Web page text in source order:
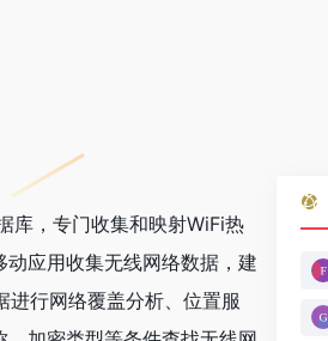
库，专门收集和映射WiFi热
应用收集无线网络数据，建
进行网络覆盖分析、位置服